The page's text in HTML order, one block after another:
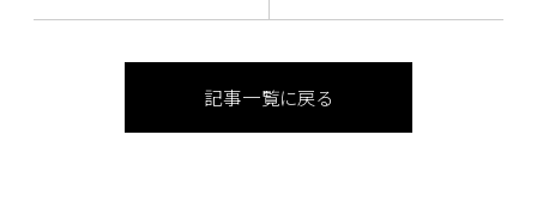
記事一覧に戻る